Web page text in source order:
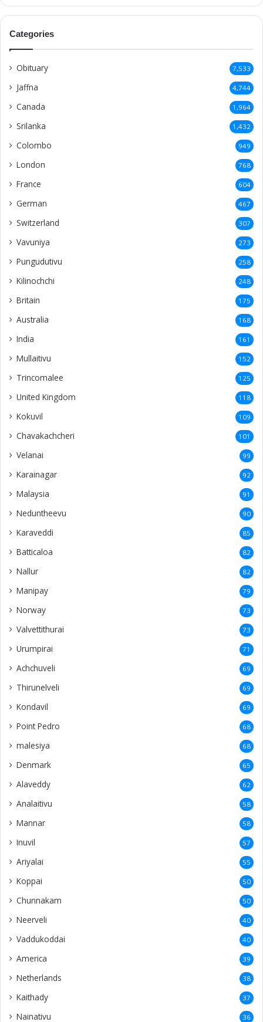
Categories
Obituary 7,533
Jaffna 4,744
Canada 1,964
Srilanka 1,432
Colombo 949
London 768
France 604
German 467
Switzerland 307
Vavuniya 273
Pungudutivu 258
Kilinochchi 248
Britain 175
Australia 168
India 161
Mullaitivu 152
Trincomalee 125
United Kingdom 118
Kokuvil 109
Chavakachcheri 101
Velanai 99
Karainagar 92
Malaysia 91
Neduntheevu 90
Karaveddi 85
Batticaloa 82
Nallur 82
Manipay 79
Norway 73
Valvettithurai 73
Urumpirai 71
Achchuveli 69
Thirunelveli 69
Kondavil 69
Point Pedro 68
malesiya 68
Denmark 65
Alaveddy 62
Analaitivu 58
Mannar 58
Inuvil 57
Ariyalai 55
Koppai 50
Chunnakam 50
Neerveli 40
Vaddukoddai 40
America 39
Netherlands 38
Kaithady 37
Nainativu 36